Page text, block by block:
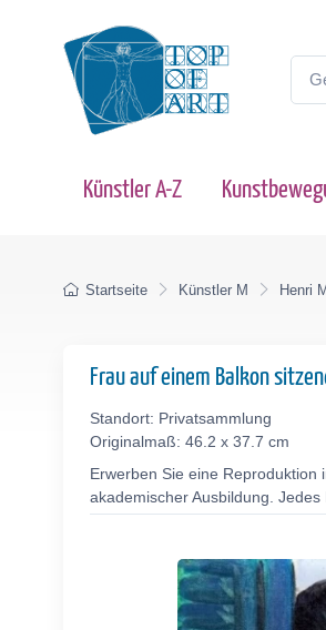
Künstler A-Z
Startseite Künstler M Henri
Frau auf einem Balkon
Standort: Privatsammlung
Originalmaß: 46.2 x 37.7 cm
Erwerben Sie eine Reproduktion
akademischer Ausbildung.